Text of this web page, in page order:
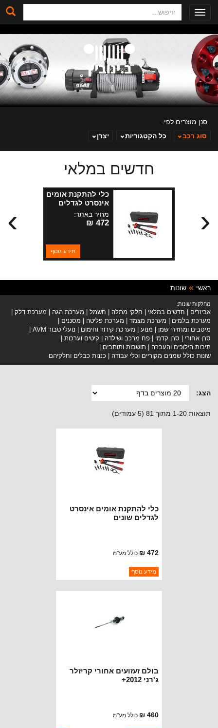
Toggle
navigation
ב. ינוביץ
סנן מוצרים לפי:
סוג רכב
כל הקטגוריות יצרן
חדשים במלאי
כלי להתקנת אומים
אינסרט לגדלים
שונים
מחיר באתר:
472 ₪
מידע נוסף
› ‹
ראשי שונות
מחלקות שונות:
אביזרים חדשים במלאי חלקי מתלה חשמל מערכת הגה
מערכת דלק
מערכת בלמים
מערכת מצמד מערכת פליטה
מסננים
מיסבים ומחזירי שמן
מנוע מערכת קירור וחימום
נועלי טבור AVM
סרן אחורי
סרן קדמי פח מרכב ושילדה
קיטים וערכות
תיבות הילוכים והעברה
תושבות ותותבים
שונות כולל שמנים מקוריים וכלי עבודה
כננות כבלים וחלקיהם
הצג:
תוצאות 1-20 מתוך 81 (5 עמודים)
כלי להתקנת אומים אינסרט
לגדלים שונים
472 ₪ כולל מע"מ
ברקוד: 10583
יצרן:ROUGH COUNTRY
מידע נוסף
בולם זעזועים אחורי קריזלר
ג'רני 2012+
460 ₪ כולל מע"מ